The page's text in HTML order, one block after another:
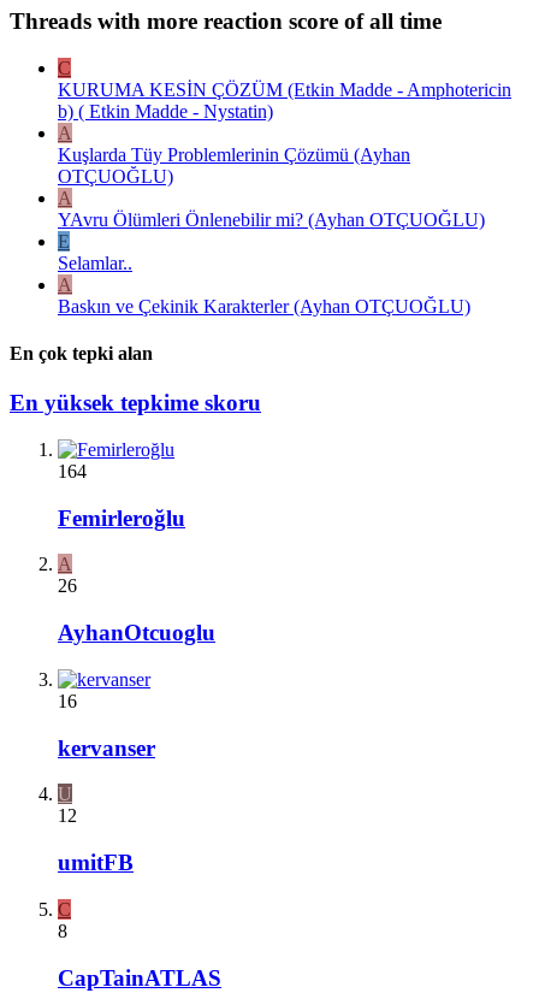
Threads with more reaction score of all time
C
KURUMA KESİN ÇÖZÜM (Etkin Madde - Amphotericin
b) ( Etkin Madde - Nystatin)
A
Kuşlarda Tüy Problemlerinin Çözümü (Ayhan
OTÇUOĞLU)
A
YAvru Ölümleri Önlenebilir mi? (Ayhan OTÇUOĞLU)
E
Selamlar..
A
Baskın ve Çekinik Karakterler (Ayhan OTÇUOĞLU)
En çok tepki alan
En yüksek tepkime skoru
164
Femirleroğlu
A
26
AyhanOtcuoglu
16
kervanser
U
12
umitFB
C
8
CapTainATLAS